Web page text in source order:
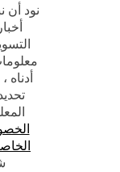
نود أن
أدناه